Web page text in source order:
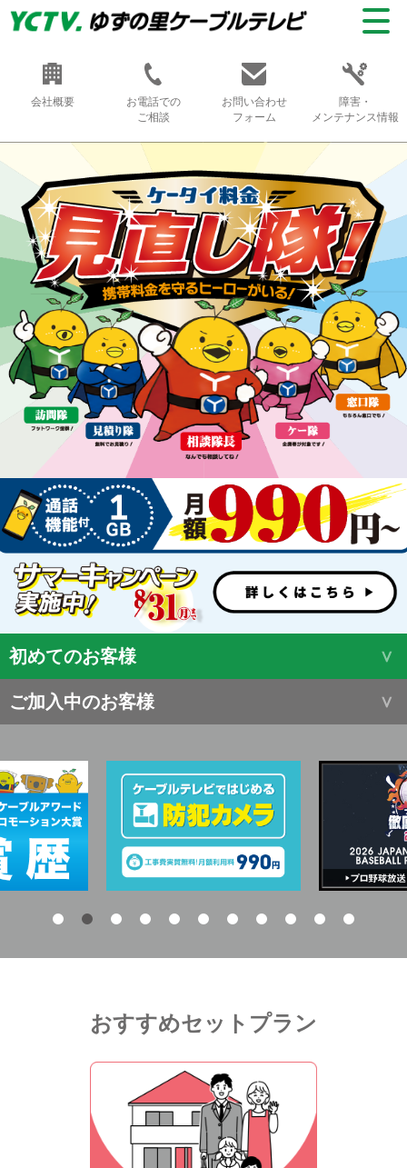
会社概要
お電話での
ご相談
お問い合わせ
フォーム
障害・
メンテナンス情報
初めてのお客様
ご加入中のお客様
おすすめセットプラン